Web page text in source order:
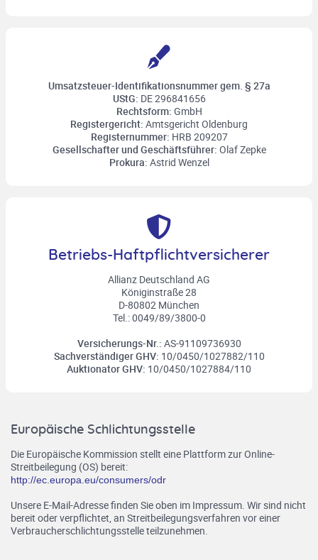
Umsatzsteuer-Identifikationsnummer gem. § 27a
UStG: DE 296841656
Rechtsform: GmbH
Registergericht: Amtsgericht Oldenburg
Registernummer: HRB 209207
Gesellschafter und Geschäftsführer: Olaf Zepke
Prokura: Astrid Wenzel
Betriebs-Haftpflichtversicherer
Allianz Deutschland AG
Königinstraße 28
D-80802 München
Tel.: 0049/89/3800-0
Versicherungs-Nr.: AS-91109736930
Sachverständiger GHV: 10/0450/1027882/110
Auktionator GHV: 10/0450/1027884/110
Europäische Schlichtungsstelle
Die Europäische Kommission stellt eine Plattform zur Online-
Streitbeilegung (OS) bereit:
http://ec.europa.eu/consumers/odr
Unsere E-Mail-Adresse finden Sie oben im Impressum. Wir sind nicht
bereit oder verpflichtet, an Streitbeilegungsverfahren vor einer
Verbraucherschlichtungsstelle teilzunehmen.